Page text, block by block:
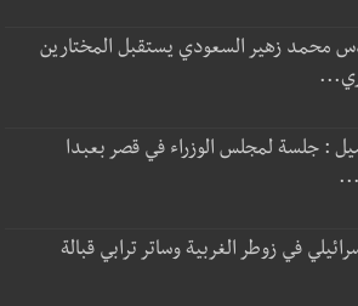
محمد زهير السعودي يستقبل المختارين
: جلسة لمجلس الوزراء في قصر بعبدا
في زوطر الغربية وساتر ترابي قبالة